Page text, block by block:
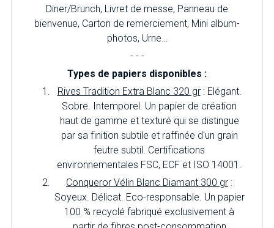
Diner/Brunch, Livret de messe, Panneau de
bienvenue, Carton de remerciement, Mini album-
photos, Urne…
- - -
Types de papiers disponibles :
Rives Tradition Extra Blanc 320 gr: Elégant.
Sobre. Intemporel. Un papier de création
haut de gamme et texturé qui se distingue
par sa finition subtile et raffinée d'un grain
feutre subtil. Certifications
environnementales FSC, ECF et ISO 14001.
Conqueror Vélin Blanc Diamant 300 gr :
Soyeux. Délicat. Eco-responsable. Un papier
100 % recyclé fabriqué exclusivement à